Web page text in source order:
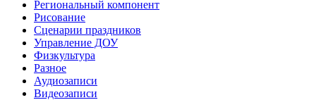
Региональный компонент
Рисование
Сценарии праздников
Управление ДОУ
Физкультура
Разное
Аудиозаписи
Видеозаписи